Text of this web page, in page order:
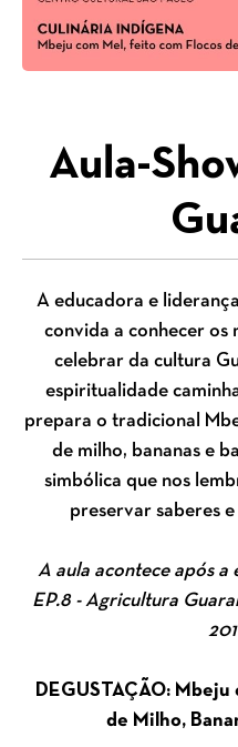
Aula-
A educadora e
convida a conhecer os
celebrar da cultura
espiritualidade
prepara o tradicional
de milho, bananas e
simbólica que nos
preservar saberes
A aula acontece após a
EP.8 - Agricultura
DEGUSTAÇÃO:
de Milho,